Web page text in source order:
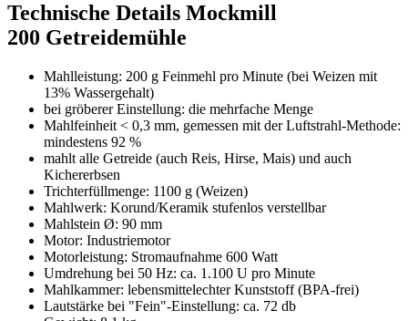
Technische Details Mockmill
200 Getreidemühle
Mahlleistung: 200 g Feinmehl pro Minute (bei Weizen mit
13% Wassergehalt)
bei gröberer Einstellung: die mehrfache Menge
Mahlfeinheit < 0,3 mm, gemessen mit der Luftstrahl-Methode:
mindestens 92 %
mahlt alle Getreide (auch Reis, Hirse, Mais) und auch
Kichererbsen
Trichterfüllmenge: 1100 g (Weizen)
Mahlwerk: Korund/Keramik stufenlos verstellbar
Mahlstein Ø: 90 mm
Motor: Industriemotor
Motorleistung: Stromaufnahme 600 Watt
Umdrehung bei 50 Hz: ca. 1.100 U pro Minute
Mahlkammer: lebensmittelechter Kunststoff (BPA-frei)
Lautstärke bei "Fein"-Einstellung: ca. 72 db